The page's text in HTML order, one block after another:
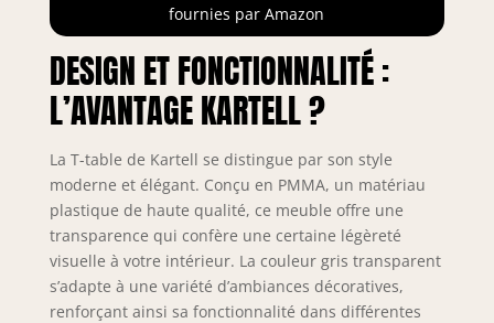
fournies par Amazon
DESIGN ET FONCTIONNALITÉ :
L’AVANTAGE KARTELL ?
La T-table de Kartell se distingue par son style
moderne et élégant. Conçu en PMMA, un matériau
plastique de haute qualité, ce meuble offre une
transparence qui confère une certaine légèreté
visuelle à votre intérieur. La couleur gris transparent
s’adapte à une variété d’ambiances décoratives,
renforçant ainsi sa fonctionnalité dans différentes